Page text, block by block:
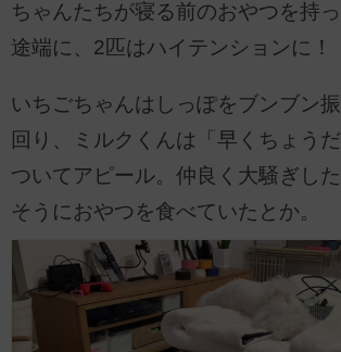
ちゃんたちが寝る前のおやつを持
途端に、2匹はハイテンションに！
いちごちゃんはしっぽをブンブン
回り、ミルクくんは「早くちょう
ついてアピール。仲良く大騒ぎし
そうにおやつを食べていたとか。